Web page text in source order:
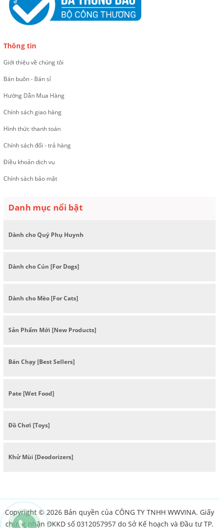
Thông tin
Giới thiệu về chúng tôi
Bán buôn - Bán sỉ
Hướng Dẫn Mua Hàng
Chính sách giao hàng
Hình thức thanh toán
Chính sách đổi - trả hàng
Điều khoản dịch vụ
Chính sách bảo mật
Danh mục nổi bật
Dành cho Quý Phụ Huynh
Dành cho Cún [For Dogs]
Dành cho Mèo [For Cats]
Sản Phẩm Mới [New Products]
Bán Chạy [Best Sellers]
Pate [Wet Food]
Đồ Chơi [Toys]
Khử Mùi [Deodorizers]
Copyright © 2026 Bản quyền của CÔNG TY TNHH WWVINA. Giấy
chứng nhận ĐKKD số 0312057957 do Sở Kế hoạch và Đầu tư TP.